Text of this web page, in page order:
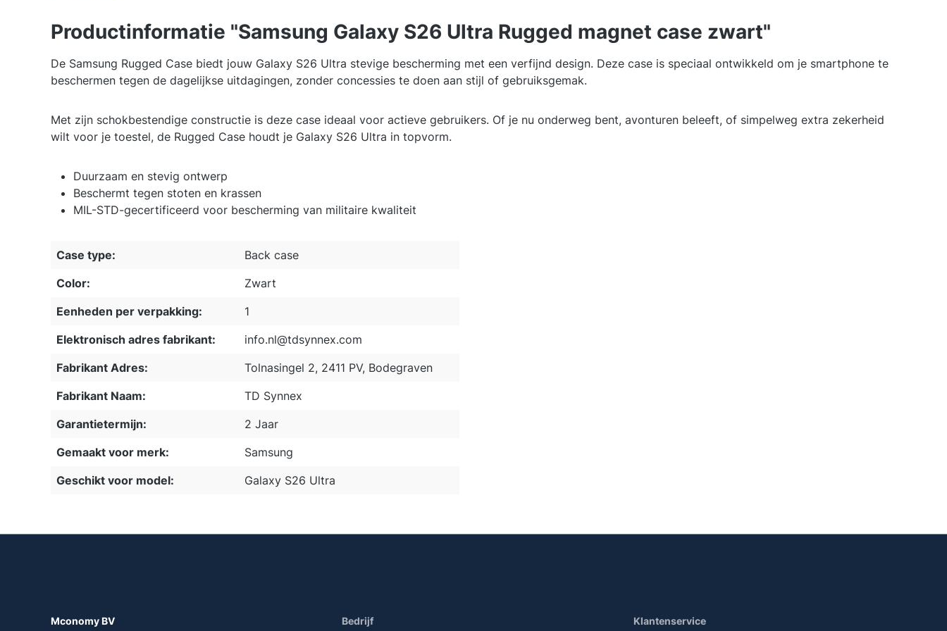
Productinformatie "Samsung Galaxy S26 Ultra Rugged magnet case zwart"
De Samsung Rugged Case biedt jouw Galaxy S26 Ultra stevige bescherming met een verfijnd design. Deze case is speciaal ontwikkeld om je smartphone te
beschermen tegen de dagelijkse uitdagingen, zonder concessies te doen aan stijl of gebruiksgemak.
Met zijn schokbestendige constructie is deze case ideaal voor actieve gebruikers. Of je nu onderweg bent, avonturen beleeft, of simpelweg extra zekerheid
wilt voor je toestel, de Rugged Case houdt je Galaxy S26 Ultra in topvorm.
Duurzaam en stevig ontwerp
Beschermt tegen stoten en krassen
MIL-STD-gecertificeerd voor bescherming van militaire kwaliteit
Case type:
Back case
Color:
Zwart
Eenheden per verpakking:
1
Elektronisch adres fabrikant:
info.nl@tdsynnex.com
Fabrikant Adres:
Tolnasingel 2, 2411 PV, Bodegraven
Fabrikant Naam:
TD Synnex
Garantietermijn:
2 Jaar
Gemaakt voor merk:
Samsung
Geschikt voor model:
Galaxy S26 Ultra
Mconomy BV Bedrijf Klantenservice